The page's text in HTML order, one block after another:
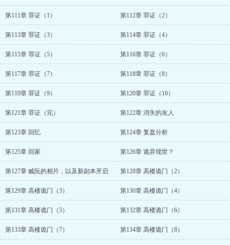
第111章 罪证（1） 第112章 罪证（2）
第113章 罪证（3） 第114章 罪证（4）
第115章 罪证（5） 第116章 罪证（6）
第117章 罪证（7） 第118章 罪证（8）
第119章 罪证（9） 第120章 罪证（10）
第121章 罪证（完） 第122章 消失的友人
第123章 回忆 第124章 复盘分析
第125章 回家 第126章 诡异现世？
第127章 臧阮的相片，以及新副本开启 第128章 高楼诡门（2）
第129章 高楼诡门（3） 第130章 高楼诡门（4）
第131章 高楼诡门（5） 第132章 高楼诡门（6）
第133章 高楼诡门（7） 第134章 高楼诡门（8）